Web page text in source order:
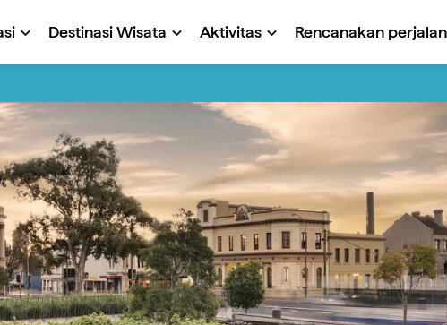
Destinasi Wisata Aktivitas Rencanakan